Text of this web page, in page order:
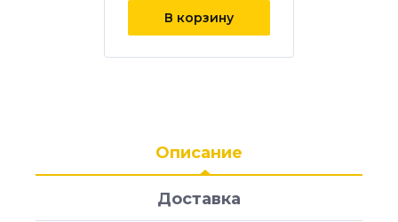
В корзину
Описание
Доставка